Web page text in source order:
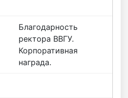
Благодарность
ректора ВВГУ.
Корпоративная
награда.